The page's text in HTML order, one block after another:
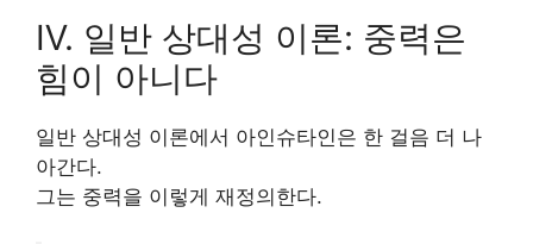
Ⅳ. 일반 상대성 이론: 중력은
힘이 아니다
일반 상대성 이론에서 아인슈타인은 한 걸음 더 나
아간다.
그는 중력을 이렇게 재정의한다.